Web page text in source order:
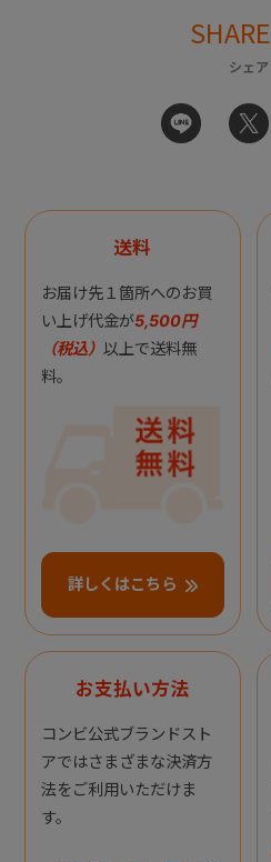
SHARE
シェア
送料
お届け先１箇所へのお買
い上げ代金が5,500円
（税込） 以上で送料無
料。
詳しくはこちら
お支払い方法
コンビ公式ブランドスト
アではさまざまな決済方
法をご利用いただけま
す。